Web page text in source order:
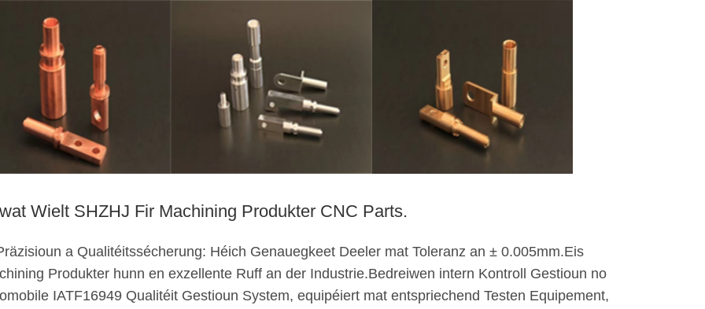
Wielt SHZHJ Fir Machining Produkter CNC Parts.
a Qualitéitssécherung: Héich Genauegkeet Deeler mat Toleranz an ± 0.005mm.Eis
Produkter hunn en exzellente Ruff an der Industrie.Bedreiwen intern Kontroll Gestioun no
IATF16949 Qualitéit Gestioun System, equipéiert mat entspriechend Testen Equipement,